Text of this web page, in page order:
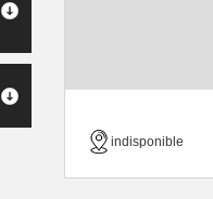
indisponible